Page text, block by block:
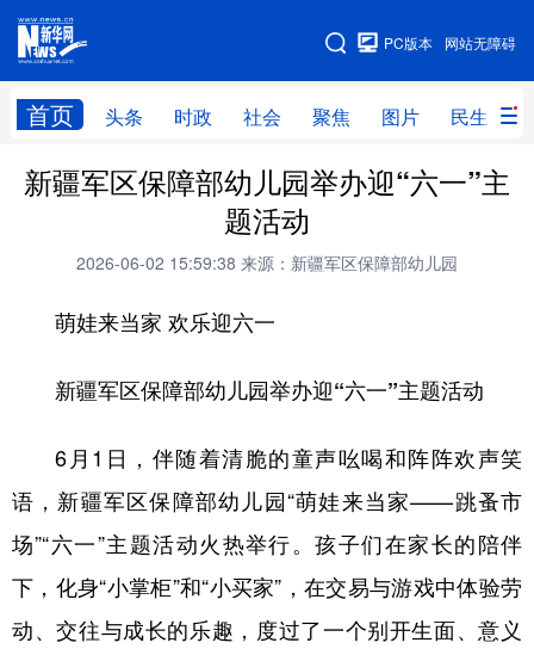
网站无障碍
PC版本
首页 头条 时政 社会 聚焦 图片 民生
网站地图
头条 时政 社会 聚焦
服务 援疆
云游新疆 云端悦读
人事频道 融媒体联播 廉政频道 新华视角看新疆
地方频道
辽宁 吉林 上海 江苏
浙江 安徽 福建 江西
新疆军区保障部幼儿园举办迎“六一”主
题活动
2026-06-02 15:59:38 来源：新疆军区保障部幼儿园
萌娃来当家 欢乐迎六一
新疆军区保障部幼儿园举办迎“六一”主题活动
6月1日，伴随着清脆的童声吆喝和阵阵欢声笑
语，新疆军区保障部幼儿园“萌娃来当家——跳蚤市
场”“六一”主题活动火热举行。孩子们在家长的陪伴
下，化身“小掌柜”和“小买家”，在交易与游戏中体验劳
动、交往与成长的乐趣，度过了一个别开生面、意义